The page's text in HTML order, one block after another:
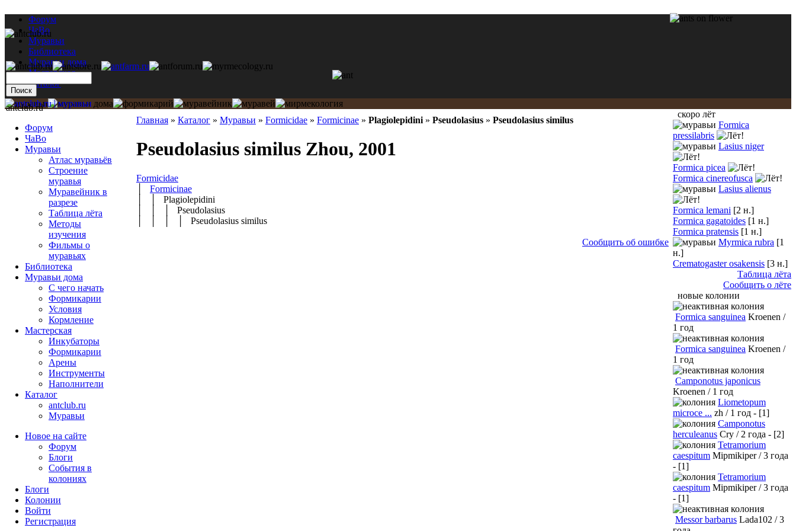
Форум
ЧаВо
Муравьи
Библиотека
Муравьи дома
Мастерская
Каталог
Главная » Каталог » Муравьи » Formicidae » Formicinae » Plagiolepidini » Pseudolasius » Pseudolasius similus
Pseudolasius similus Zhou, 2001
Formicidae
Formicinae
│ │ Plagiolepidini
│ │ │ Pseudolasius
│ │ │ │ Pseudolasius similus
Сообщить об ошибке
antclub.ru
Форум
ЧаВо
Муравьи
Атлас муравьёв
Строение
муравья
Муравейник в
разрезе
Таблица лёта
Методы
изучения
Фильмы о
муравьях
Библиотека
Муравьи дома
С чего начать
Формикарии
Условия
Кормление
Мастерская
Инкубаторы
Формикарии
Арены
Инструменты
Наполнители
Каталог
antclub.ru
Муравьи
Новое на сайте
Форум
Блоги
События в
колониях
Блоги
Колонии
Войти
Peгиcтpaция
скоро лёт
Formica
pressilabris
Lasius niger
Formica picea
Formica cinereofusca
Lasius alienus
Formica lemani [2 н.]
Formica gagatoides [1 н.]
Formica pratensis [1 н.]
Myrmica rubra [1
н.]
Crematogaster osakensis [3 н.]
Таблица лёта
Сообщить о лёте
новые колонии
Formica sanguinea Kroenen /
1 год
Formica sanguinea Kroenen /
1 год
Camponotus japonicus
Kroenen / 1 год
Liometopum
microce ... zh / 1 год - [1]
Camponotus
herculeanus Cry / 2 года - [2]
Tetramorium
caespitum Mipmikiper / 3 года
- [1]
Tetramorium
caespitum Mipmikiper / 3 года
- [1]
Messor barbarus Lada102 / 3